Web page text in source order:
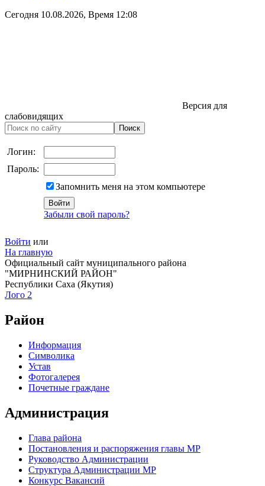
Сегодня 10.08.2026, Время 12:08
Версия для
слабовидящих
Логин:
Пароль:
Запомнить меня на этом компьютере
Забыли свой пароль?
Войти или
На главную
Официальный сайт муниципального района
"МИРНИНСКИЙ РАЙОН"
Республики Саха (Якутия)
Лого 2
Район
Информация
Символика
Устав
Фотогалерея
Почетные граждане
Администрация
Глава района
Постановления и распоряжения главы МР
Руководство Администрации
Структура Администрации МР
Конкурс Вакансий